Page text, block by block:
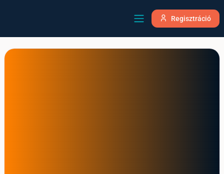
Regisztráció